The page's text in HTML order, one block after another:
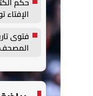
الإفتاء
فتوى